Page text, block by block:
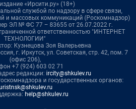
«Ирсити.ру» (18+)
службой по надзору в сфере связи,
и массовых коммуникаций (Роскомнадзор)
ЭЛ № ФС 77 – 83655 от 26.07.2022 г.
ответственностью "ИНТЕРНЕТ
ТЕХНОЛОГИИ"
Кузнецова Зоя Валерьевна
г. Иркутск, ул. Советская, стр. 42, пом. 7
(офис 206),
+7 (924) 603 02 71
редакции: ircity@shkulev.ru
и государственных органов:
help@shkulev.ru